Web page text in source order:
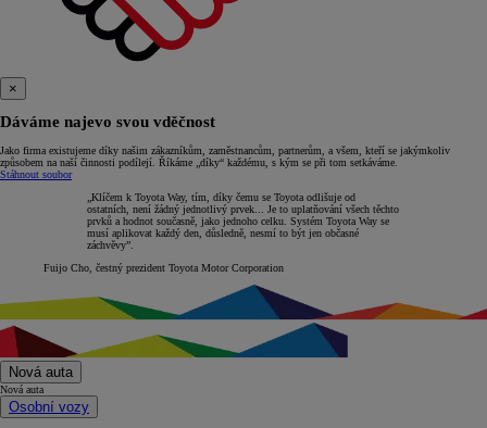
×
Dáváme najevo svou vděčnost
Jako firma existujeme díky našim zákazníkům, zaměstnancům, partnerům, a všem, kteří se jakýmkoliv
způsobem na naší činnosti podílejí. Říkáme „díky“ každému, s kým se při tom setkáváme.
Stáhnout soubor
„Klíčem k Toyota Way, tím, díky čemu se Toyota odlišuje od
ostatních, není žádný jednotlivý prvek... Je to uplatňování všech těchto
prvků a hodnot současně, jako jednoho celku. Systém Toyota Way se
musí aplikovat každý den, důsledně, nesmí to být jen občasné
záchvěvy”.
Fuijo Cho, čestný prezident Toyota Motor Corporation
Nová auta
Nová auta
Osobní vozy